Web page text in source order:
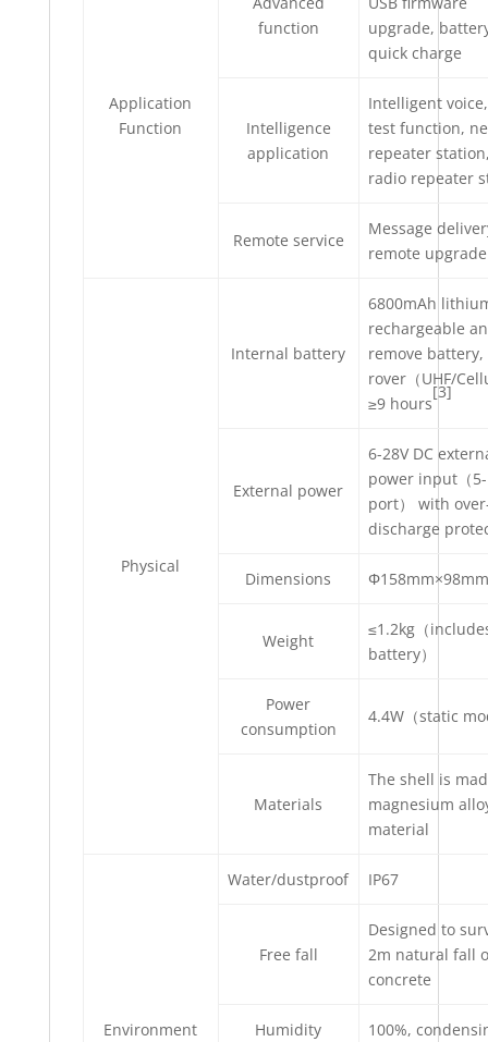
Application
Function
function
upgrade,
quick charge
Intelligence
application
Intelligent
test function,
repeater
radio repeater
Remote service
Message
remote upgrade
Physical
Internal battery
6800mAh
rechargeable
remove battery,
rover（UHF/
≥9 hours
[3]
External power
6-28V DC
power input（
port） with
discharge
Dimensions Φ158mm×98mm
Weight
≤1.2kg（
battery）
Power
consumption
4.4W（static
Materials
The shell is
magnesium
material
Environment
Water/dustproof IP67
Free fall
Designed to
2m natural fall
concrete
Humidity 100%,